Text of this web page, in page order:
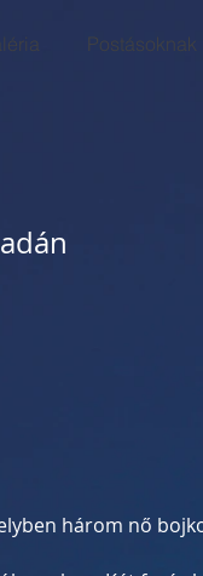
Postásoknak
három nő